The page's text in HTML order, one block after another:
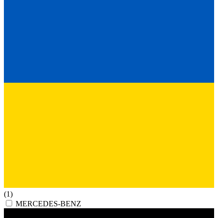
(1)
MERCEDES-BENZ